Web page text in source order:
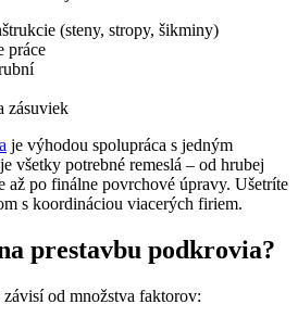
(steny, stropy, šikminy)
práce
zásuviek
je výhodou spolupráca s jedným
všetky potrebné remeslá – od hrubej
až po finálne povrchové úpravy. Ušetríte
s koordináciou viacerých firiem.
prestavbu podkrovia?
od množstva faktorov: